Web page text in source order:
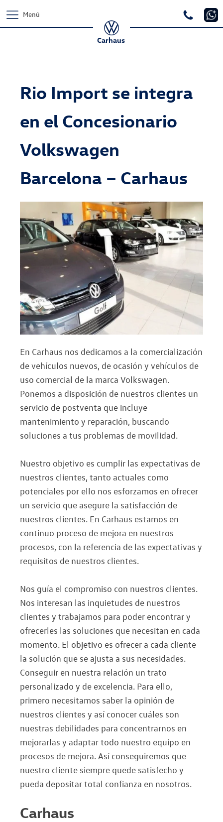
Menú
Carhaus
Rio Import se integra
en el Concesionario
Volkswagen
Barcelona – Carhaus
En Carhaus nos dedicamos a la comercialización
de vehículos nuevos, de ocasión y vehículos de
uso comercial de la marca Volkswagen.
Ponemos a disposición de nuestros clientes un
servicio de postventa que incluye
mantenimiento y reparación, buscando
soluciones a tus problemas de movilidad.
Nuestro objetivo es cumplir las expectativas de
nuestros clientes, tanto actuales como
potenciales por ello nos esforzamos en ofrecer
un servicio que asegure la satisfacción de
nuestros clientes. En Carhaus estamos en
continuo proceso de mejora en nuestros
procesos, con la referencia de las expectativas y
requisitos de nuestros clientes.
Nos guía el compromiso con nuestros clientes.
Nos interesan las inquietudes de nuestros
clientes y trabajamos para poder encontrar y
ofrecerles las soluciones que necesitan en cada
momento. El objetivo es ofrecer a cada cliente
la solución que se ajusta a sus necesidades.
Conseguir en nuestra relación un trato
personalizado y de excelencia. Para ello,
primero necesitamos saber la opinión de
nuestros clientes y así conocer cuáles son
nuestras debilidades para concentrarnos en
mejorarlas y adaptar todo nuestro equipo en
procesos de mejora. Así conseguiremos que
nuestro cliente siempre quede satisfecho y
pueda depositar total confianza en nosotros.
Carhaus